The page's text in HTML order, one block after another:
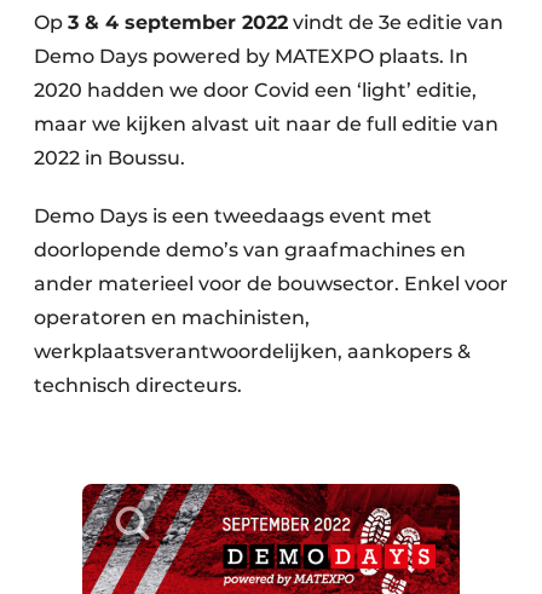
Op 3 & 4 september 2022 vindt de 3e editie van
Demo Days powered by MATEXPO plaats. In
2020 hadden we door Covid een ‘light’ editie,
maar we kijken alvast uit naar de full editie van
2022 in Boussu.
Demo Days is een tweedaags event met
doorlopende demo’s van graafmachines en
ander materieel voor de bouwsector. Enkel voor
operatoren en machinisten,
werkplaatsverantwoordelijken, aankopers &
technisch directeurs.